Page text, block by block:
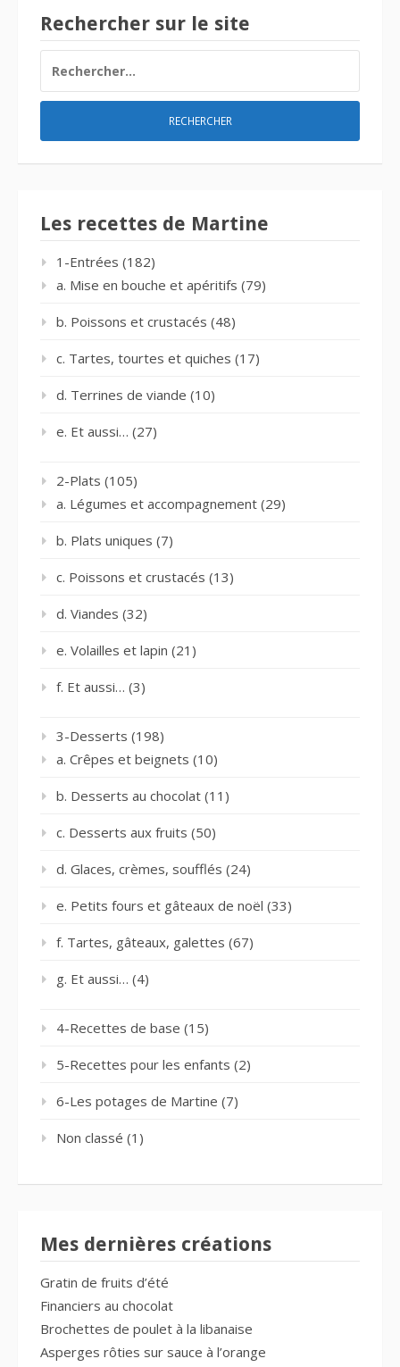
Rechercher sur le site
Les recettes de Martine
1-Entrées (182)
a. Mise en bouche et apéritifs (79)
b. Poissons et crustacés (48)
c. Tartes, tourtes et quiches (17)
d. Terrines de viande (10)
e. Et aussi… (27)
2-Plats (105)
a. Légumes et accompagnement (29)
b. Plats uniques (7)
c. Poissons et crustacés (13)
d. Viandes (32)
e. Volailles et lapin (21)
f. Et aussi… (3)
3-Desserts (198)
a. Crêpes et beignets (10)
b. Desserts au chocolat (11)
c. Desserts aux fruits (50)
d. Glaces, crèmes, soufflés (24)
e. Petits fours et gâteaux de noël (33)
f. Tartes, gâteaux, galettes (67)
g. Et aussi… (4)
4-Recettes de base (15)
5-Recettes pour les enfants (2)
6-Les potages de Martine (7)
Non classé (1)
Mes dernières créations
Gratin de fruits d’été
Financiers au chocolat
Brochettes de poulet à la libanaise
Asperges rôties sur sauce à l’orange